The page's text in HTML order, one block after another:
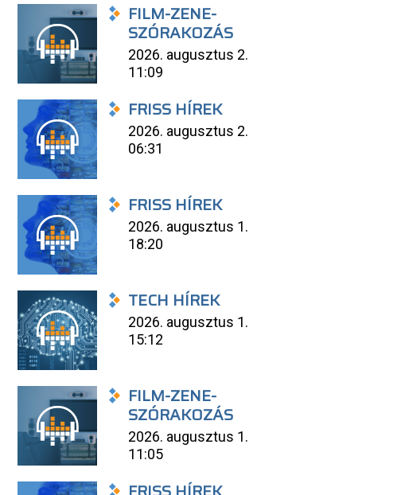
FILM-ZENE-
SZÓRAKOZÁS
2026. augusztus 2.
11:09
FRISS HÍREK
2026. augusztus 2.
06:31
FRISS HÍREK
2026. augusztus 1.
18:20
TECH HÍREK
2026. augusztus 1.
15:12
FILM-ZENE-
SZÓRAKOZÁS
2026. augusztus 1.
11:05